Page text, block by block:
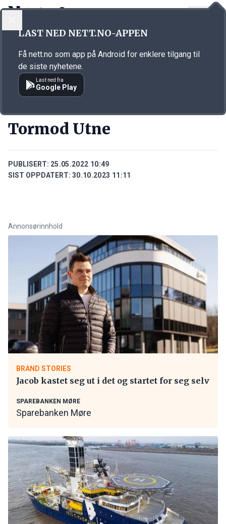
Annonsørinnhold
Tormod Utne
PUBLISERT: 25.05.2022 10:49
SIST OPPDATERT: 30.10.2023 11:11
Annonsørinnhold
BRAND STORIES
Jacob kastet seg ut i det og startet for seg selv
SPAREBANKEN MØRE
Sparebanken Møre
LAST NED NETT.NO-APPEN
Få nett.no som app på Android for enklere tilgang til
de siste nyhetene.
Last ned fra
Google Play